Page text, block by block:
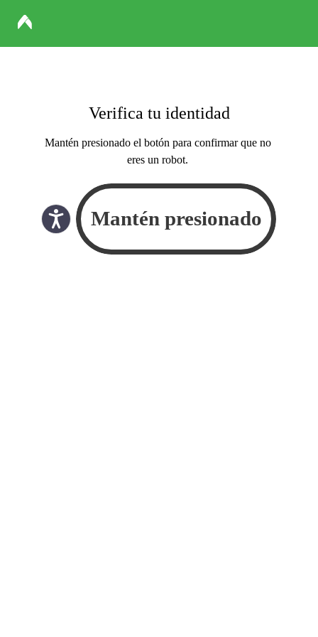
Verifica tu identidad
Mantén presionado el botón para confirmar que no
eres un robot.